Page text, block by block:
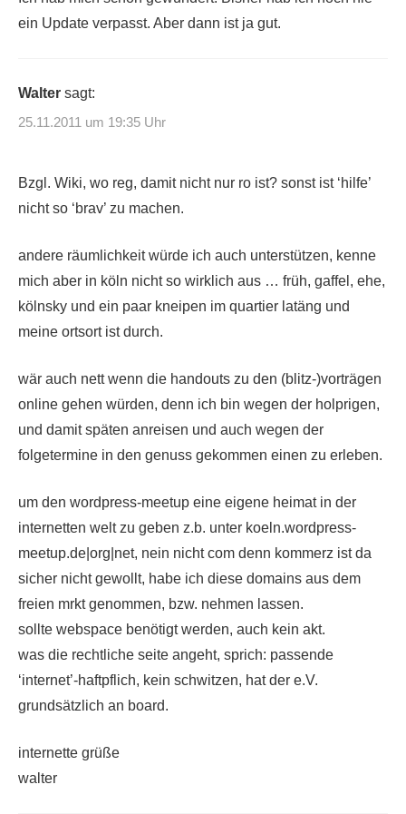
ein Update verpasst. Aber dann ist ja gut.
Walter sagt:
25.11.2011 um 19:35 Uhr
Bzgl. Wiki, wo reg, damit nicht nur ro ist? sonst ist ‘hilfe’
nicht so ‘brav’ zu machen.
andere räumlichkeit würde ich auch unterstützen, kenne
mich aber in köln nicht so wirklich aus … früh, gaffel, ehe,
kölnsky und ein paar kneipen im quartier latäng und
meine ortsort ist durch.
wär auch nett wenn die handouts zu den (blitz-)vorträgen
online gehen würden, denn ich bin wegen der holprigen,
und damit späten anreisen und auch wegen der
folgetermine in den genuss gekommen einen zu erleben.
um den wordpress-meetup eine eigene heimat in der
internetten welt zu geben z.b. unter koeln.wordpress-
meetup.de|org|net, nein nicht com denn kommerz ist da
sicher nicht gewollt, habe ich diese domains aus dem
freien mrkt genommen, bzw. nehmen lassen.
sollte webspace benötigt werden, auch kein akt.
was die rechtliche seite angeht, sprich: passende
‘internet’-haftpflich, kein schwitzen, hat der e.V.
grundsätzlich an board.
internette grüße
walter